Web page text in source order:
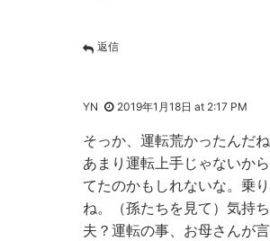
返信
YN 2019年1月18日 at 2:17 PM
そっか、運転荒かったんだ
あまり運転上手じゃないか
てたのかもしれないな。乗
ね。（孫たちを見て）気持
夫？運転の事、お母さんが